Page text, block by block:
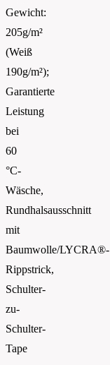
Gewicht:
205g/m²
(Weiß
190g/m²);
Garantierte
Leistung
bei
60
°C-
Wäsche,
Rundhalsausschnitt
mit
Baumwolle/LYCRA®-
Rippstrick,
Schulter-
zu-
Schulter-
Tape